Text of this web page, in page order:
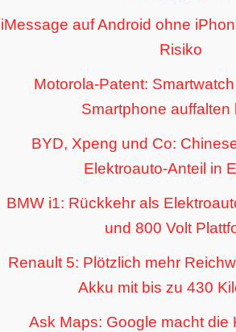
iMessage auf Android ohne
Risiko
Motorola-Patent:
Smartphone auffalten
BYD, Xpeng und Co:
Elektroauto-Anteil in
BMW i1: Rückkehr als
und 800 Volt
Renault 5: Plötzlich mehr
Akku mit bis zu 430
Ask Maps: Google macht die